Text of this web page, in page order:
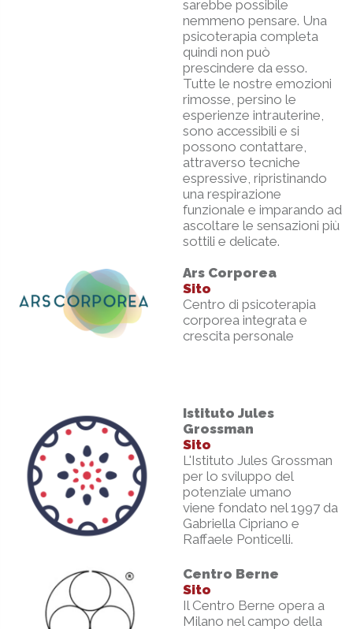
sarebbe possibile
nemmeno pensare. Una
psicoterapia completa
quindi non può
prescindere da esso.
Tutte le nostre emozioni
rimosse, persino le
esperienze intrauterine,
sono accessibili e si
possono contattare,
attraverso tecniche
espressive, ripristinando
una respirazione
funzionale e imparando ad
ascoltare le sensazioni più
sottili e delicate.
Ars Corporea
Sito
Centro di psicoterapia
corporea integrata e
crescita personale
Istituto Jules
Grossman
Sito
L'Istituto Jules Grossman
per lo sviluppo del
potenziale umano
viene fondato nel 1997 da
Gabriella Cipriano e
Raffaele Ponticelli.
Centro Berne
Sito
Il Centro Berne opera a
Milano nel campo della